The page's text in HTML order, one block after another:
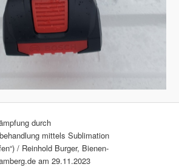
durch
mittels Sublimation
/ Reinhold Burger, Bienen-
am 29.11.2023